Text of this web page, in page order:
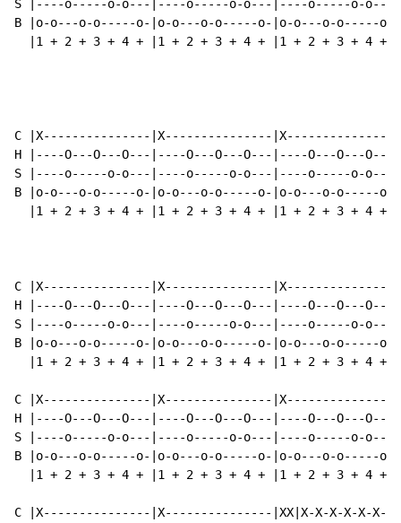
S |----o-----o-o---|----o-----o-o---|----o-----o-
B |o-o---o-o-----o-|o-o---o-o-----o-|o-o---o-o-----
|1 + 2 + 3 + 4 + |1 + 2 + 3 + 4 + |1 + 2 + 3 + 4 +
C |X---------------|X---------------
H |----O---O---O---|----O---O---O---|----O---O---
S |----o-----o-o---|----o-----o-o---|----o-----o-
B |o-o---o-o-----o-|o-o---o-o-----o-|o-o---o-o-----
|1 + 2 + 3 + 4 + |1 + 2 + 3 + 4 + |1 + 2 + 3 + 4 +
C |X---------------|X---------------
H |----O---O---O---|----O---O---O---|----O---O---
S |----o-----o-o---|----o-----o-o---|----o-----o-
B |o-o---o-o-----o-|o-o---o-o-----o-|o-o---o-o-----
|1 + 2 + 3 + 4 + |1 + 2 + 3 + 4 + |1 + 2 + 3 + 4 +
C |X---------------|X---------------
H |----O---O---O---|----O---O---O---|----O---O---
S |----o-----o-o---|----o-----o-o---|----o-----o-
B |o-o---o-o-----o-|o-o---o-o-----o-|o-o---o-o-----
|1 + 2 + 3 + 4 + |1 + 2 + 3 + 4 + |1 + 2 + 3 + 4 +
C |X---------------|X---------------|XX|X-X-X-X-X-X-